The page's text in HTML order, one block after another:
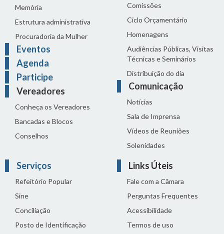
Memória
Estrutura administrativa
Procuradoria da Mulher
Eventos
Agenda
Participe
Vereadores
Conheça os Vereadores
Bancadas e Blocos
Conselhos
Comissões
Ciclo Orçamentário
Homenagens
Audiências Públicas, Visitas
Técnicas e Seminários
Distribuição do dia
Comunicação
Notícias
Sala de Imprensa
Vídeos de Reuniões
Solenidades
Serviços
Refeitório Popular
Sine
Conciliação
Posto de Identificação
Links Úteis
Fale com a Câmara
Perguntas Frequentes
Acessibilidade
Termos de uso